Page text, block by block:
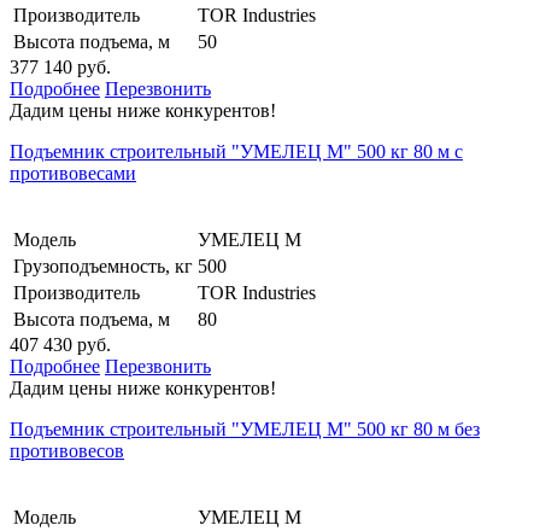
Производитель
TOR Industries
Высота подъема, м
50
377 140 руб.
Подробнее Перезвонить
Дадим цены ниже конкурентов!
Подъемник строительный "УМЕЛЕЦ М" 500 кг 80 м с
противовесами
Модель
УМЕЛЕЦ М
Грузоподъемность, кг 500
Производитель
TOR Industries
Высота подъема, м
80
407 430 руб.
Подробнее Перезвонить
Дадим цены ниже конкурентов!
Подъемник строительный "УМЕЛЕЦ М" 500 кг 80 м без
противовесов
Модель
УМЕЛЕЦ М